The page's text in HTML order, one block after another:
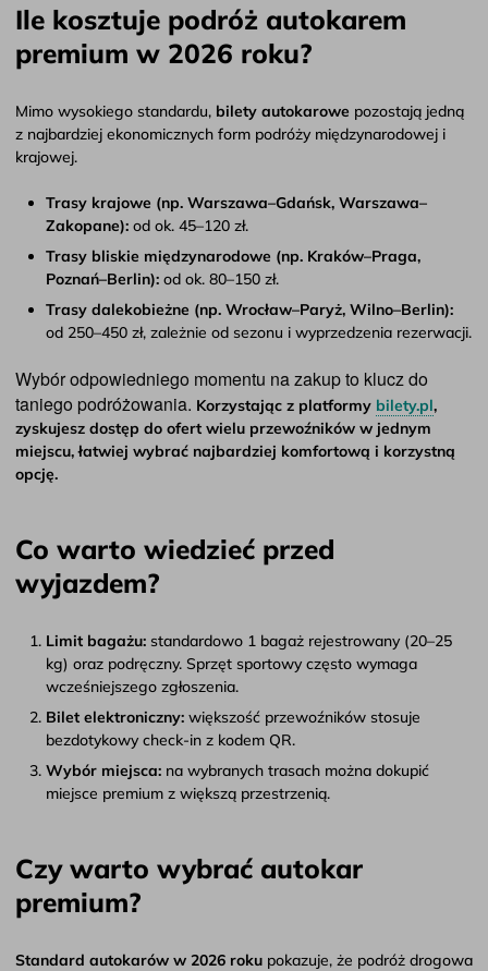
Ile kosztuje podróż autokarem
premium w 2026 roku?
Mimo wysokiego standardu, bilety autokarowe pozostają jedną
z najbardziej ekonomicznych form podróży międzynarodowej i
krajowej.
Trasy krajowe (np. Warszawa–Gdańsk, Warszawa–
Zakopane): od ok. 45–120 zł.
Trasy bliskie międzynarodowe (np. Kraków–Praga,
Poznań–Berlin): od ok. 80–150 zł.
Trasy dalekobieżne (np. Wrocław–Paryż, Wilno–Berlin):
od 250–450 zł, zależnie od sezonu i wyprzedzenia rezerwacji.
Wybór odpowiedniego momentu na zakup to klucz do
taniego podróżowania. Korzystając z platformy bilety.pl,
zyskujesz dostęp do ofert wielu przewoźników w jednym
miejscu, łatwiej wybrać najbardziej komfortową i korzystną
opcję.
Co warto wiedzieć przed
wyjazdem?
Limit bagażu: standardowo 1 bagaż rejestrowany (20–25
kg) oraz podręczny. Sprzęt sportowy często wymaga
wcześniejszego zgłoszenia.
Bilet elektroniczny: większość przewoźników stosuje
bezdotykowy check-in z kodem QR.
Wybór miejsca: na wybranych trasach można dokupić
miejsce premium z większą przestrzenią.
Czy warto wybrać autokar
premium?
Standard autokarów w 2026 roku pokazuje, że podróż drogowa